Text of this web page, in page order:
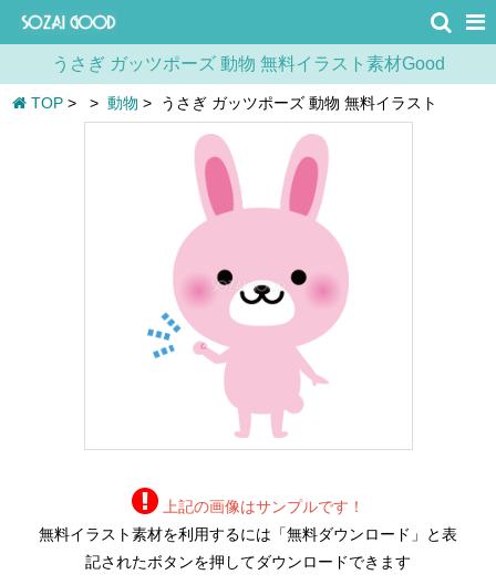
うさぎ ガッツポーズ 動物 無料イラスト素材Good
TOP > > 動物 > うさぎ ガッツポーズ 動物 無料イラスト
上記の画像はサンプルです！
無料イラスト素材を利用するには「無料ダウンロード」と表
記されたボタンを押してダウンロードできます